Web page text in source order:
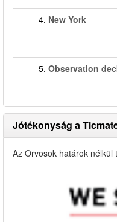
4. New York
5. Observation
Jótékonyság a
Az Orvosok határok nélkül